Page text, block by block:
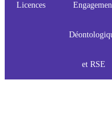
Licences
et RSE